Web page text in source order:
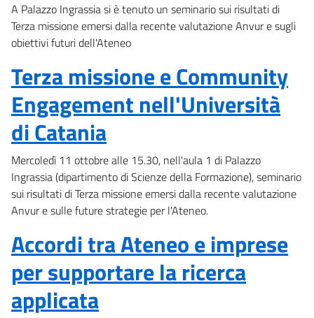
A Palazzo Ingrassia si è tenuto un seminario sui risultati di
Terza missione emersi dalla recente valutazione Anvur e sugli
obiettivi futuri dell'Ateneo
Terza missione e Community
Engagement nell'Università
di Catania
Mercoledì 11 ottobre alle 15.30, nell'aula 1 di Palazzo
Ingrassia (dipartimento di Scienze della Formazione), seminario
sui risultati di Terza missione emersi dalla recente valutazione
Anvur e sulle future strategie per l'Ateneo.
Accordi tra Ateneo e imprese
per supportare la ricerca
applicata